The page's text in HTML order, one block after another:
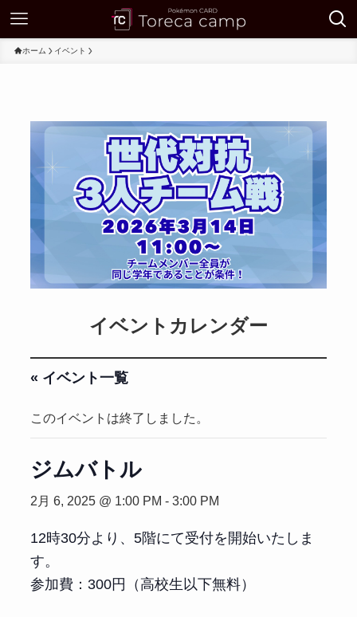
ホーム イベント
イベントカレンダー
« イベント一覧
このイベントは終了しました。
ジムバトル
2月 6, 2025 @ 1:00 PM - 3:00 PM
12時30分より、5階にて受付を開始いたしま
す。
参加費：300円（高校生以下無料）